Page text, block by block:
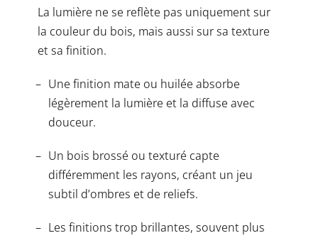
La lumière ne se reflète pas uniquement sur
la couleur du bois, mais aussi sur sa texture
et sa finition.
Une finition mate ou huilée absorbe
légèrement la lumière et la diffuse avec
douceur.
Un bois brossé ou texturé capte
différemment les rayons, créant un jeu
subtil d’ombres et de reliefs.
Les finitions trop brillantes, souvent plus